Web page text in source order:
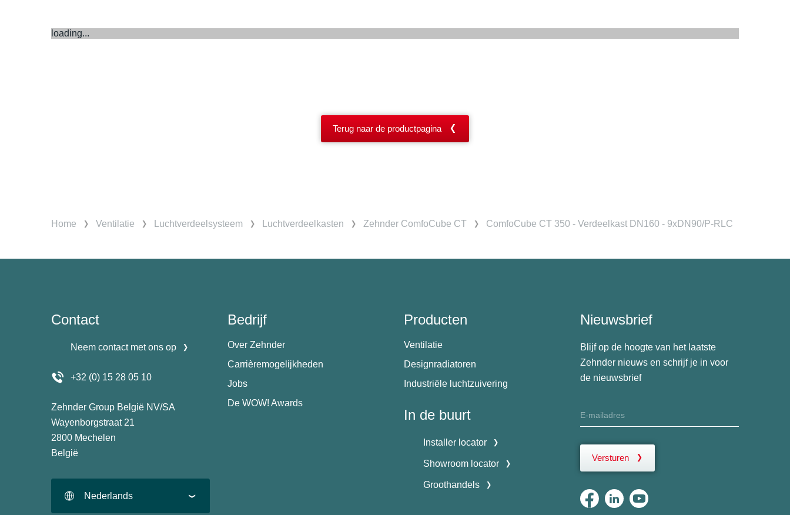
loading...
Terug naar de productpagina
Home Ventilatie Luchtverdeelsysteem Luchtverdeelkasten Zehnder ComfoCube CT ComfoCube CT 350 - Verdeelkast DN160 - 9xDN90/P-RLC
Contact
Neem contact met ons op
+32 (0) 15 28 05 10
Zehnder Group België NV/SA
Wayenborgstraat 21
2800 Mechelen
België
Nederlands
Bedrijf
Over Zehnder
Carrièremogelijkheden
Jobs
De WOW! Awards
Producten
Ventilatie
Designradiatoren
Industriële luchtzuivering
In de buurt
Installer locator
Showroom locator
Groothandels
Nieuwsbrief
Blijf op de hoogte van het laatste
Zehnder nieuws en schrijf je in voor
de nieuwsbrief
Versturen